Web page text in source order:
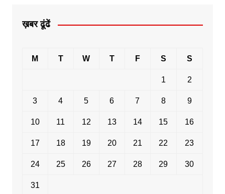
ख़बर ढूंढें
M T W T F S S
1 2
3 4 5 6 7 8 9
10 11 12 13 14 15 16
17 18 19 20 21 22 23
24 25 26 27 28 29 30
31